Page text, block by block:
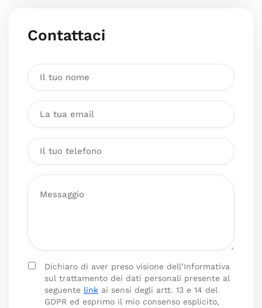
Contattaci
Dichiaro di aver preso visione dell’Informativa
sul trattamento dei dati personali presente al
seguente link ai sensi degli artt. 13 e 14 del
GDPR ed esprimo il mio consenso esplicito,